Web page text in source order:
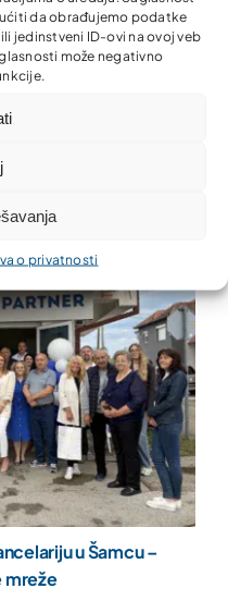
da obrađujemo podatke
jedinstveni ID-ovi na ovoj veb
može negativno
o privatnosti
u Donjem Rahiću –
u Šamcu –
mreže